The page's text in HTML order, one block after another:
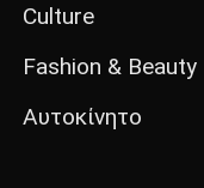
Culture
Fashion & Beauty
Αυτοκίνητο